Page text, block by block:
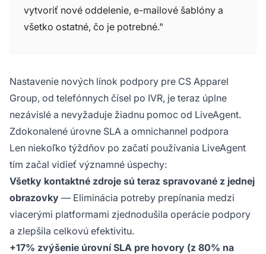
vytvoriť nové oddelenie, e-mailové šablóny a
všetko ostatné, čo je potrebné."
Nastavenie nových línok podpory pre CS Apparel
Group, od telefónnych čísel po IVR, je teraz úplne
nezávislé a nevyžaduje žiadnu pomoc od LiveAgent.
Zdokonalené úrovne SLA a omnichannel podpora
Len niekoľko týždňov po začatí používania LiveAgent
tím začal vidieť významné úspechy:
Všetky kontaktné zdroje sú teraz spravované z jednej
obrazovky — Eliminácia potreby prepínania medzi
viacerými platformami zjednodušila operácie podpory
a zlepšila celkovú efektivitu.
+17% zvýšenie úrovní SLA pre hovory (z 80% na